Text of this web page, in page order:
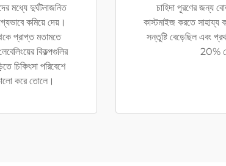
মধ্যে দুর্ঘটনাজনিত
কমিয়ে দেয়।
প্রাপ্ত মতামতে
বিকল্পগুলির
চিকিৎসা পরিবেশে
করে তোলে।
চাহিদা পূরণের জন্য
কাস্টমাইজ করতে সাহায্য
সন্তুষ্টি বেড়েছিল এবং
20%